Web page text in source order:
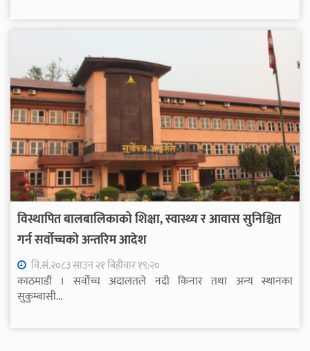
विस्थापित बालबालिकाको शिक्षा, स्वास्थ्य र आवास सुनिश्चित
गर्न सर्वोच्चको अन्तरिम आदेश
वि.सं.२०८३ साउन २१ बिहीवार १९:२०
काठमाडौं । सर्वोच्च अदालतले नदी किनार तथा अन्य स्थानका
सुकुम्बासी...